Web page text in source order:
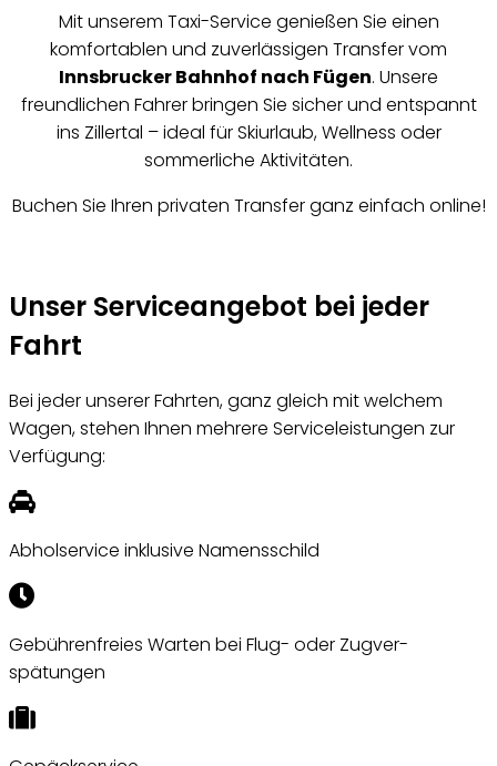
Mit unserem Taxi-Service genießen Sie einen
komfortablen und zuverlässigen Transfer vom
Innsbrucker Bahnhof nach Fügen. Unsere
freundlichen Fahrer bringen Sie sicher und entspannt
ins Zillertal – ideal für Skiurlaub, Wellness oder
sommerliche Aktivitäten.
Buchen Sie Ihren privaten Transfer ganz einfach online!
Unser Serviceangebot bei jeder
Fahrt
Bei jeder unserer Fahrten, ganz gleich mit welchem
Wagen, stehen Ihnen mehrere Serviceleistungen zur
Verfügung:
Abholservice inklusive Namens­schild
Gebühren­­freies Warten bei Flug- oder Zug­ver­
spätungen